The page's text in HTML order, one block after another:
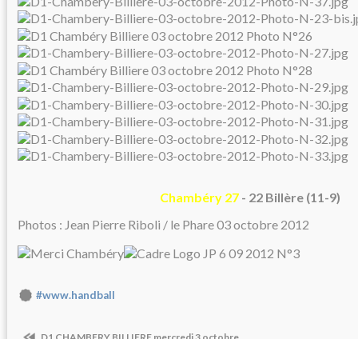
Chambéry 27 - 22 Billère (11-9)
Photos : Jean Pierre Riboli / le Phare 03 octobre 2012
#www.handball